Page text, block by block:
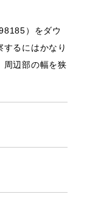
）をダウ
るにはかなり
周辺部の幅を狭